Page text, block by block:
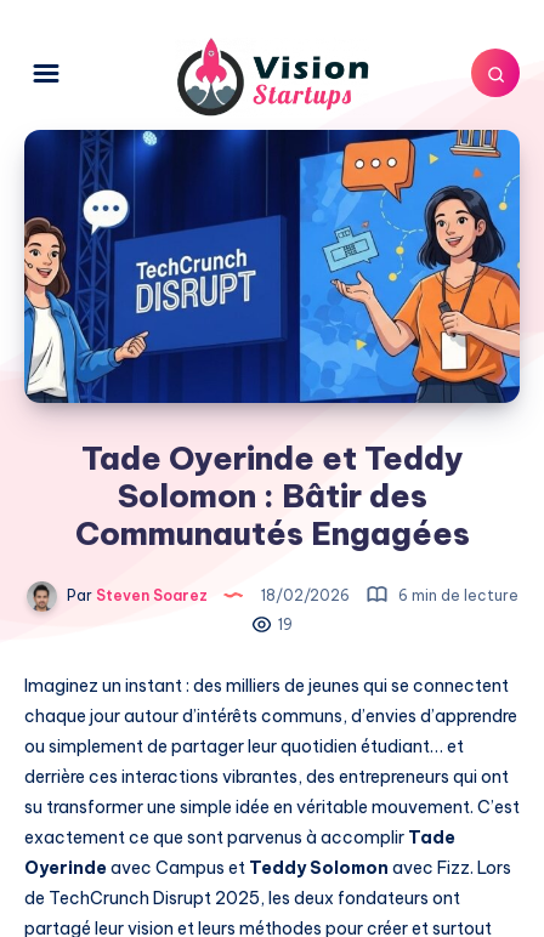
Tade Oyerinde et Teddy
Solomon : Bâtir des
Communautés Engagées
ParSteven Soarez 18/02/2026
6 min de lecture
19
Imaginez un instant : des milliers de jeunes qui se connectent
chaque jour autour d’intérêts communs, d’envies d’apprendre
ou simplement de partager leur quotidien étudiant… et
derrière ces interactions vibrantes, des entrepreneurs qui ont
su transformer une simple idée en véritable mouvement. C’est
exactement ce que sont parvenus à accomplir Tade
Oyerindeavec Campus et Teddy Solomon avec Fizz. Lors
de TechCrunch Disrupt 2025, les deux fondateurs ont
partagé leur vision et leurs méthodes pour créer et surtout